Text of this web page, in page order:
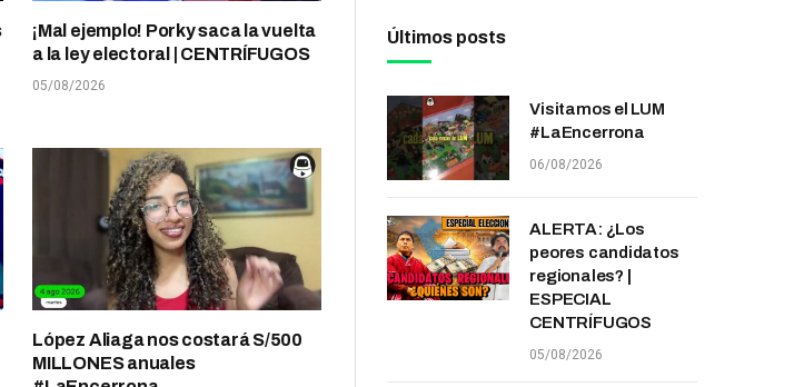
¡Mal ejemplo! Porky saca la vuelta
a la ley electoral | CENTRÍFUGOS
05/08/2026
López Aliaga nos costará S/500
MILLONES anuales
Últimos posts
Visitamos el LUM
#LaEncerrona
06/08/2026
ALERTA: ¿Los
peores candidatos
regionales? |
ESPECIAL
CENTRÍFUGOS
05/08/2026